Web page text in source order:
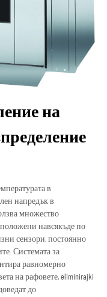
на
в
напредък в
множество
навсякъде по
сензори, постоянно
Системата за
равномерно
на рафовете, eliminirajki
до